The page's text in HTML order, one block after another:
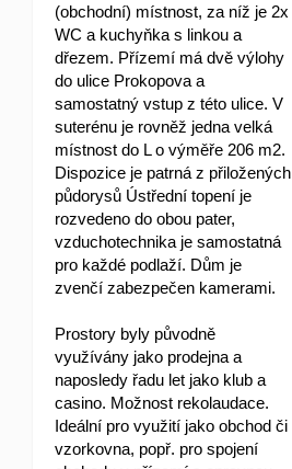
(obchodní) místnost, za níž je 2x
WC a kuchyňka s linkou a
dřezem. Přízemí má dvě výlohy
do ulice Prokopova a
samostatný vstup z této ulice. V
suterénu je rovněž jedna velká
místnost do L o výměře 206 m2.
Dispozice je patrná z přiložených
půdorysů Ústřední topení je
rozvedeno do obou pater,
vzduchotechnika je samostatná
pro každé podlaží. Dům je
zvenčí zabezpečen kamerami.
Prostory byly původně
využívány jako prodejna a
naposledy řadu let jako klub a
casino. Možnost rekolaudace.
Ideální pro využití jako obchod či
vzorkovna, popř. pro spojení